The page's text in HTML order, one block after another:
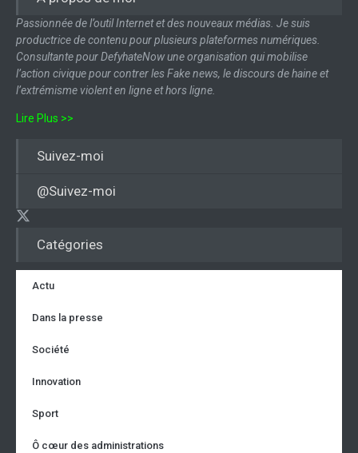
Catégories
Actu
Dans la presse
Société
Innovation
Sport
Ô cœur des administrations
Passionnée de l’outil Internet et des nouveaux médias. Je suis
productrice de contenu pour plusieurs plateformes numériques.
Consultante pour DefyhateNow une organisation qui mobilise
l’action civique pour contrer les Fake news, le discours de haine et
l’extrémisme violent en ligne et hors ligne.
Lire Plus >>
Suivez-moi
@Suivez-moi